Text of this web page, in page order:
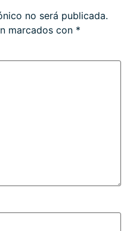
no será publicada.
marcados con *